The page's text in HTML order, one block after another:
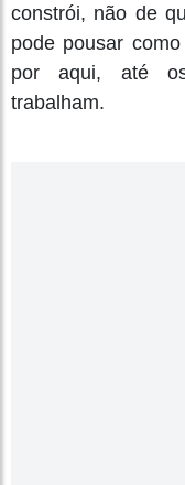
constrói, não de
pode pousar
por aqui, até
trabalham.